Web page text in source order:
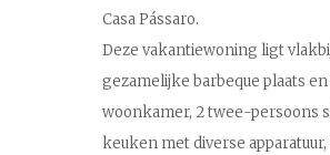
Casa Pássaro.
Deze vakantiewoning ligt
gezamelijke barbeque plaats
woonkamer, 2 twee-persoons
keuken met diverse apparatuur,